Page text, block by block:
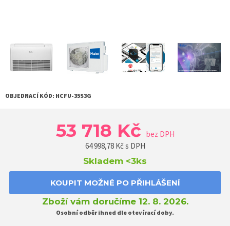
OBJEDNACÍ KÓD: HCFU-35S3G
53 718 Kč bez DPH
64 998,78Kč s DPH
Skladem <3ks
KOUPIT MOŽNÉ PO PŘIHLÁŠENÍ
Zboží vám doručíme 12. 8. 2026.
Osobní odběr ihned dle otevírací doby.